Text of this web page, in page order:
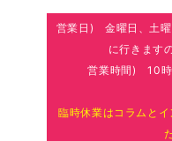
営業日) 金曜日、土曜
に行きます
営業時間) 10時
臨時休業はコラムと